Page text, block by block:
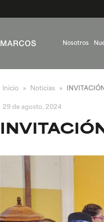
Nosotros
Inicio » Noticias »
29 de agosto, 2024